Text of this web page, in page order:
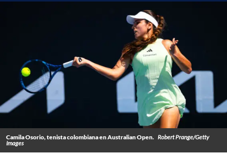
Camila Osorio, tenista colombiana en Australian Open. Robert Prange/Getty
Images